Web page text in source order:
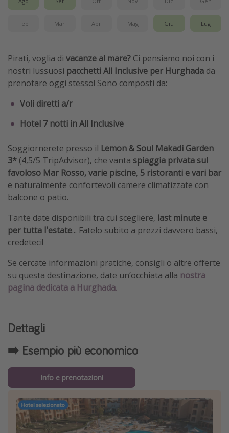
Feb Mar Apr Mag Giu Lug
Pirati, voglia di vacanze al mare? Ci pensiamo noi con i
nostri lussuosi pacchetti All Inclusive per Hurghada da
prenotare oggi stesso! Sono composti da:
Voli diretti a/r
Hotel 7 notti in All Inclusive
Soggiornerete presso il Lemon & Soul Makadi Garden
3* (4,5/5 TripAdvisor), che vanta spiaggia privata sul
favoloso Mar Rosso, varie piscine, 5 ristoranti e vari bar
e naturalmente confortevoli camere climatizzate con
balcone o patio.
Tante date disponibili tra cui scegliere, last minute e
per tutta l'estate... Fatelo subito a prezzi davvero bassi,
credeteci!
Se cercate informazioni pratiche, consigli o altre offerte
su questa destinazione, date un’occhiata alla nostra
pagina dedicata a Hurghada.
Dettagli
➡️ Esempio più economico
Info e prenotazioni